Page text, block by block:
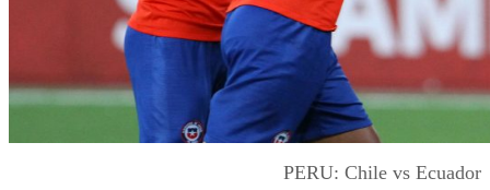
PERU: Chile vs Ecuador